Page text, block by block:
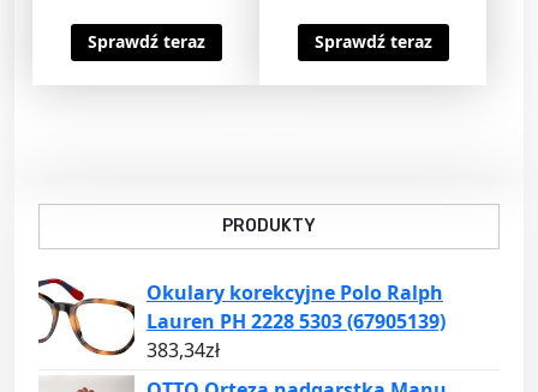
Sprawdź teraz Sprawdź teraz
PRODUKTY
Okulary korekcyjne Polo Ralph
Lauren PH 2228 5303 (67905139)
383,34zł